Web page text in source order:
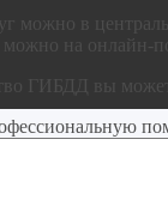
можно в
на онлайн-
ГИБДД вы